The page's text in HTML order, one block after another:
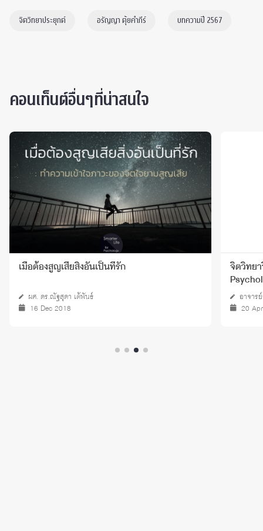
จิตวิทยาประยุกต์ อรัญญา ตุ้ยคำภีร์ บทความปี 2567
คอนเท็นต์อื่นๆที่น่าสนใจ
เมื่อต้องสูญเสียสิ่งอันเป็นที่รัก
ผศ. ดร.ณัฐสุดา เต้พันธ์
16 Dec 2018
จิตวิทย
อาจาร
20